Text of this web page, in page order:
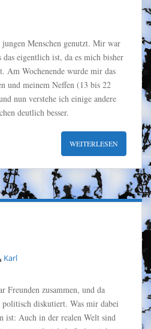
Menschen genutzt. Mir war
eigentlich ist, da es mich bisher
Am Wochenende wurde mir das
und meinem Neffen (13 bis 22
nun verstehe ich einige andere
deutlich besser.
WEITERLESEN
Karl
Freunden zusammen, und da
diskutiert. Was mir dabei
ist: Auch in der realen Welt sind